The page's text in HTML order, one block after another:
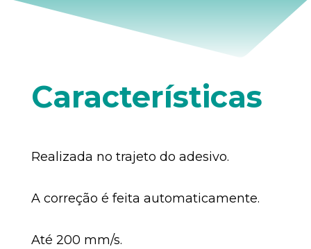
Características
Realizada no trajeto do adesivo​​.
A correção é feita automaticamente.
Até 200 mm/s.